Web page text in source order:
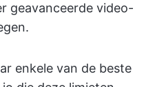
geavanceerde video-
enkele van de beste